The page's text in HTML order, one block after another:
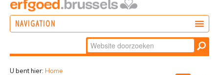
NAVIGATION
Zoek
Geavanceerd
U bent hier: Home